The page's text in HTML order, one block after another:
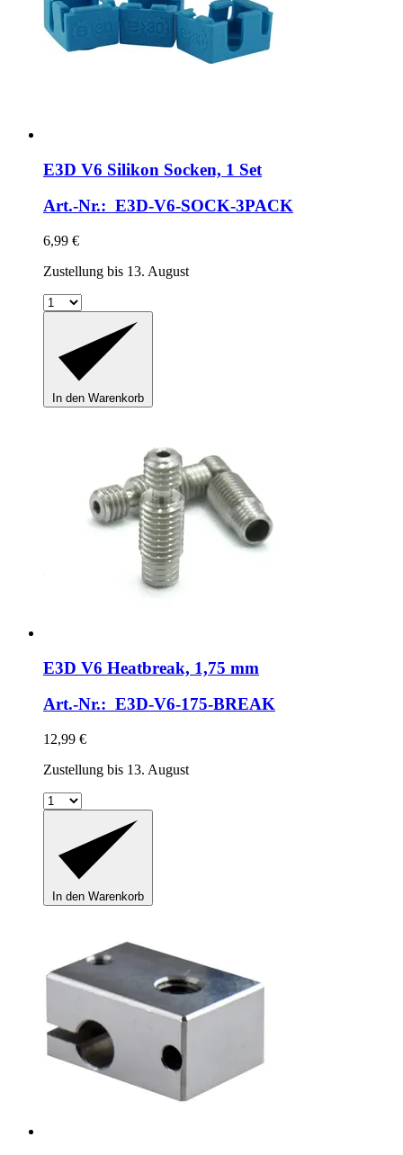
E3D V6 Silikon Socken, 1 Set
Art.-Nr.: E3D-V6-SOCK-3PACK
6,99 €
Zustellung bis 13. August
In den Warenkorb
E3D V6 Heatbreak, 1,75 mm
Art.-Nr.: E3D-V6-175-BREAK
12,99 €
Zustellung bis 13. August
In den Warenkorb